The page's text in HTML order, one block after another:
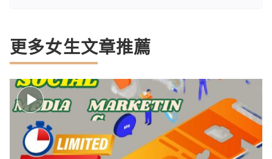
更多女生文章推薦